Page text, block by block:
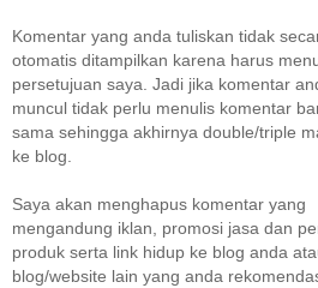
Komentar yang anda tuliskan tidak
otomatis ditampilkan karena harus
persetujuan saya. Jadi jika komentar
muncul tidak perlu menulis komentar
sama sehingga akhirnya double/triple
ke blog.
Saya akan menghapus komentar yang
mengandung iklan, promosi jasa dan
produk serta link hidup ke blog anda
blog/website lain yang anda